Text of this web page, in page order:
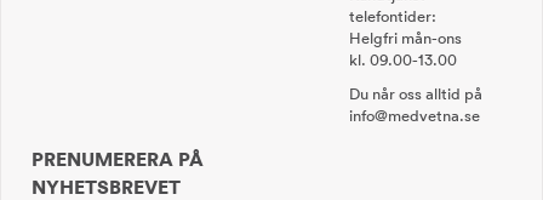
telefontider:
Helgfri mån-ons
kl. 09.00-13.00
Du når oss alltid på
info@medvetna.se
PRENUMERERA PÅ
NYHETSBREVET